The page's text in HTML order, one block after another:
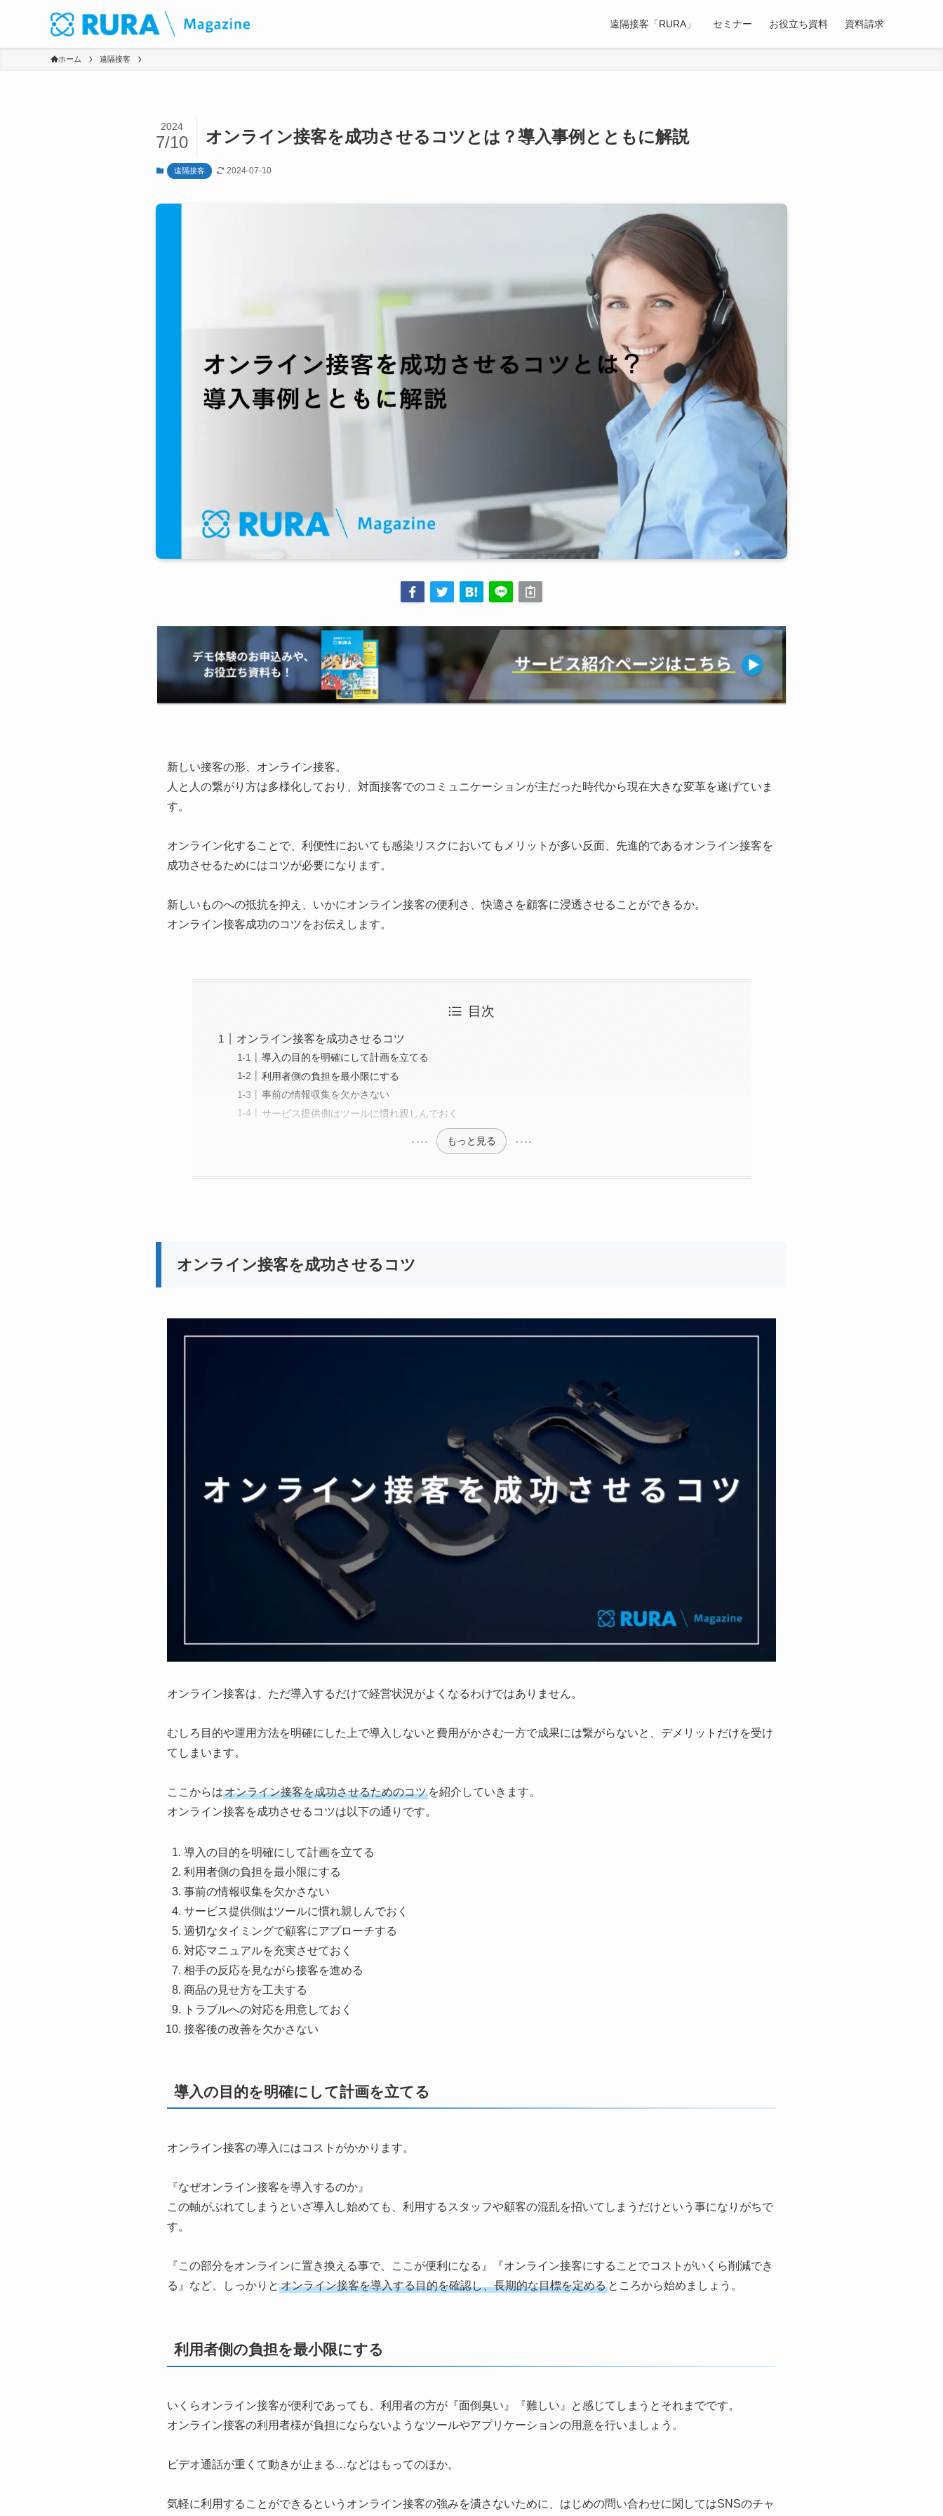
遠隔接客「RURA」 セミナー お役立ち資料 資料請求
ホーム 遠隔接客
オンライン接客を成功させるコツとは？導入事例とともに解説
2024
7/10
遠隔接客 2024-07-10
新しい接客の形、オンライン接客。
人と人の繋がり方は多様化しており、対面接客でのコミュニケーションが主だった時代から現在大きな変革を遂げていま
す。
オンライン化することで、利便性においても感染リスクにおいてもメリットが多い反面、先進的であるオンライン接客を
成功させるためにはコツが必要になります。
新しいものへの抵抗を抑え、いかにオンライン接客の便利さ、快適さを顧客に浸透させることができるか。
オンライン接客成功のコツをお伝えします。
目次
オンライン接客を成功させるコツ
導入の目的を明確にして計画を立てる
利用者側の負担を最小限にする
事前の情報収集を欠かさない
サービス提供側はツールに慣れ親しんでおく
もっと見る
オンライン接客を成功させるコツ
オンライン接客は、ただ導入するだけで経営状況がよくなるわけではありません。
むしろ目的や運用方法を明確にした上で導入しないと費用がかさむ一方で成果には繋がらないと、デメリットだけを受け
てしまいます。
ここからはオンライン接客を成功させるためのコツ を紹介していきます。
オンライン接客を成功させるコツは以下の通りです。
導入の目的を明確にして計画を立てる
利用者側の負担を最小限にする
事前の情報収集を欠かさない
サービス提供側はツールに慣れ親しんでおく
適切なタイミングで顧客にアプローチする
対応マニュアルを充実させておく
相手の反応を見ながら接客を進める
商品の見せ方を工夫する
トラブルへの対応を用意しておく
接客後の改善を欠かさない
導入の目的を明確にして計画を立てる
オンライン接客の導入にはコストがかかります。
『なぜオンライン接客を導入するのか』
この軸がぶれてしまうといざ導入し始めても、利用するスタッフや顧客の混乱を招いてしまうだけという事になりがちで
す。
『この部分をオンラインに置き換える事で、ここが便利になる』『オンライン接客にすることでコストがいくら削減でき
る』など、しっかりと オンライン接客を導入する目的を確認し、長期的な目標を定める ところから始めましょう。
利用者側の負担を最小限にする
いくらオンライン接客が便利であっても、利用者の方が『面倒臭い』『難しい』と感じてしまうとそれまでです。
オンライン接客の利用者様が負担にならないようなツールやアプリケーションの用意を行いましょう。
ビデオ通話が重くて動きが止まる…などはもってのほか。
気軽に利用することができるというオンライン接客の強みを潰さないために、はじめの問い合わせに関してはSNSのチャ